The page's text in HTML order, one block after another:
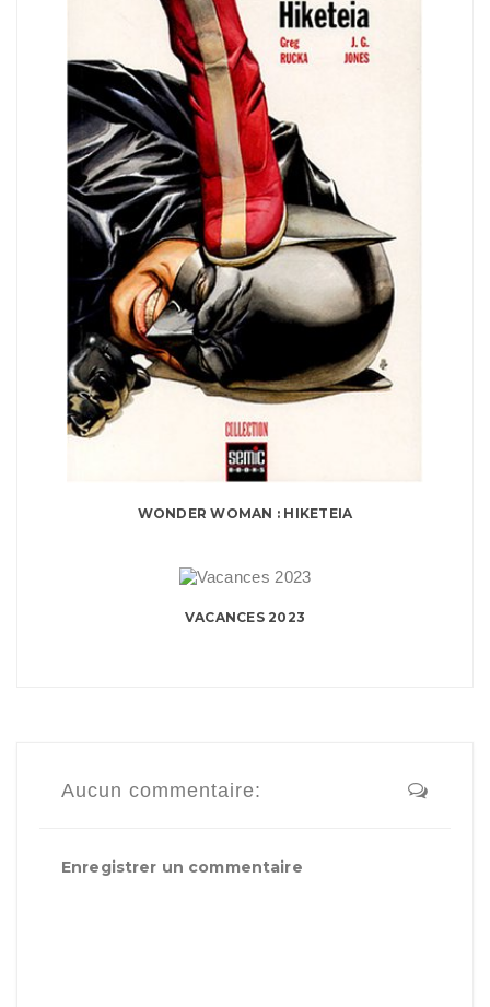
WONDER WOMAN : HIKETEIA
VACANCES 2023
Aucun commentaire:
Enregistrer un commentaire